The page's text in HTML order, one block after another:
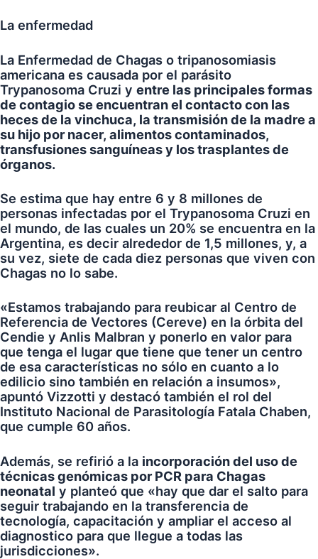
La enfermedad
La Enfermedad de Chagas o tripanosomiasis
americana es causada por el parásito
Trypanosoma Cruzi y entre las principales formas
de contagio se encuentran el contacto con las
heces de la vinchuca, la transmisión de la madre a
su hijo por nacer, alimentos contaminados,
transfusiones sanguíneas y los trasplantes de
órganos.
Se estima que hay entre 6 y 8 millones de
personas infectadas por el Trypanosoma Cruzi en
el mundo, de las cuales un 20% se encuentra en la
Argentina, es decir alrededor de 1,5 millones, y, a
su vez, siete de cada diez personas que viven con
Chagas no lo sabe.
«Estamos trabajando para reubicar al Centro de
Referencia de Vectores (Cereve) en la órbita del
Cendie y Anlis Malbran y ponerlo en valor para
que tenga el lugar que tiene que tener un centro
de esa características no sólo en cuanto a lo
edilicio sino también en relación a insumos»,
apuntó Vizzotti y destacó también el rol del
Instituto Nacional de Parasitología Fatala Chaben,
que cumple 60 años.
Además, se refirió a la incorporación del uso de
técnicas genómicas por PCR para Chagas
neonatal y planteó que «hay que dar el salto para
seguir trabajando en la transferencia de
tecnología, capacitación y ampliar el acceso al
diagnostico para que llegue a todas las
jurisdicciones».